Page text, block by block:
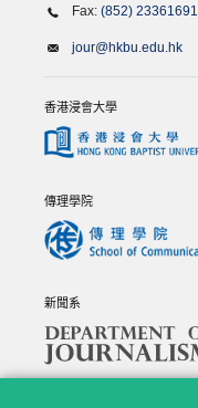
Fax: (852) 23361691
jour@hkbu.edu.hk
香港浸會大學
傳理學院
新聞系